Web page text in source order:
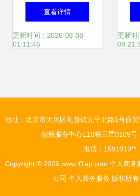
何选购和定做西服
个人商务服务的精
查看详情
更新时间：2026-08-08
01:11:46
礼
更新时
地址：北京市大兴区礼贤镇元平北路1号自
创新服务中心E10栋三层0109号
电话：1591019**
Copyright © 2026 www.lf1ep.com 个人商务
公司 个人商务服务 版权所有